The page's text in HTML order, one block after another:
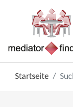
Startseite